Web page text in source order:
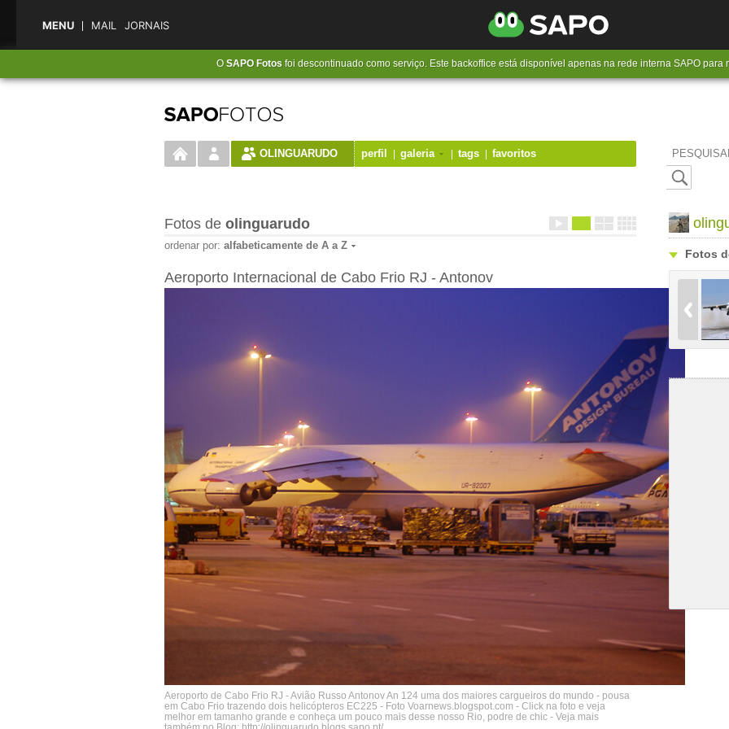
MENU MAIL JORNAIS
O SAPO Fotosfoi descontinuado como serviço. Este backoffice está disponível apenas na rede interna SAPO para
OLINGUARUDO perfil galeria tags favoritos
Fotos de olinguarudo
ordenar por: alfabeticamente de A a Z
Aeroporto Internacional de Cabo Frio RJ - Antonov
Aeroporto de Cabo Frio RJ - Avião Russo Antonov An 124 uma dos maiores cargueiros do mundo - pousa
em Cabo Frio trazendo dois helicópteros EC225 - Foto Voarnews.blogspot.com - Click na foto e veja
melhor em tamanho grande e conheça um pouco mais desse nosso Rio, podre de chic - Veja mais
Fotos